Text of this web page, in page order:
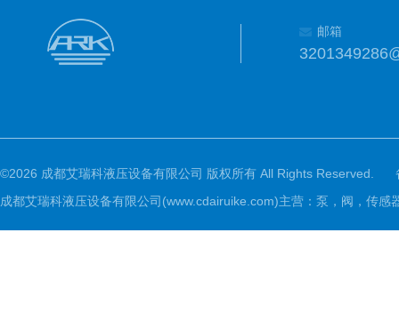
邮箱
©2026 成都艾瑞科液压设备有限公司 版权所有 All Rights Reserved.
成都艾瑞科液压设备有限公司(www.cdairuike.com)主营：泵，阀，传